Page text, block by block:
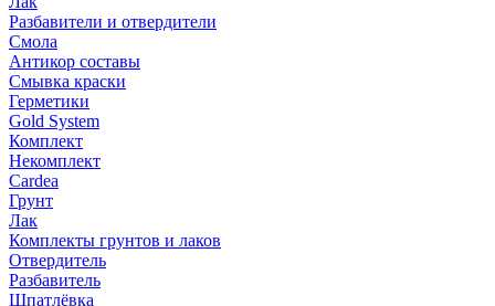
Разбавители и отвердители
Смола
Антикор составы
Смывка краски
Герметики
Gold System
Комплект
Некомплект
Cardea
Грунт
Лак
Комплекты грунтов и лаков
Отвердитель
Разбавитель
Шпатлёвка